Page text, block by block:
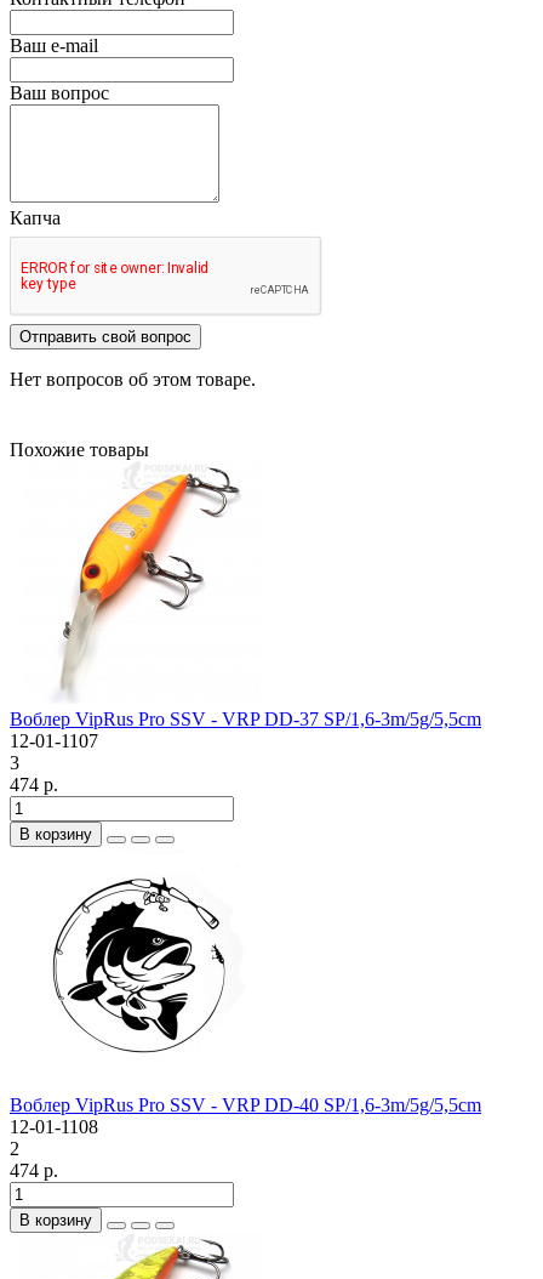
Ваш e-mail
Ваш вопрос
Капча
Отправить свой вопрос
Нет вопросов об этом товаре.
Похожие товары
Воблер VipRus Pro SSV - VRP DD-37 SP/1,6-3m/5g/5,5cm
12-01-1107
3
474 р.
В корзину
Воблер VipRus Pro SSV - VRP DD-40 SP/1,6-3m/5g/5,5cm
12-01-1108
2
474 р.
В корзину